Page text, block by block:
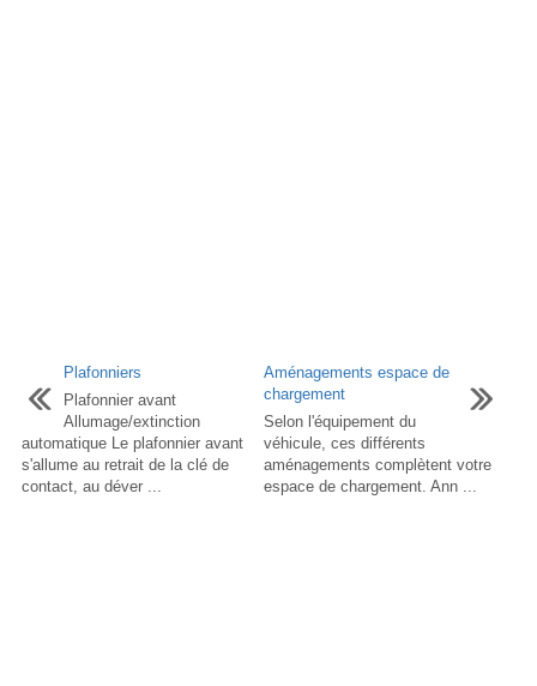
Plafonniers
Plafonnier avant
Allumage/extinction
automatique Le plafonnier avant
s'allume au retrait de la clé de
contact, au déver ...
Aménagements espace de
chargement
Selon l'équipement du
véhicule, ces différents
aménagements complètent votre
espace de chargement. Ann ...